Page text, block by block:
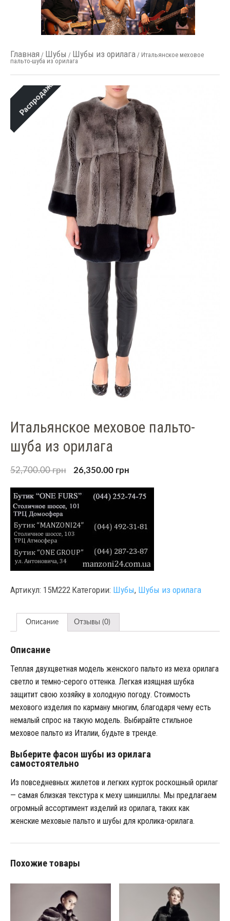
Главная / Шубы / Шубы из орилага/ Итальянское меховое
пальто-шуба из орилага
Распродажа!
Итальянское меховое пальто-
шуба из орилага
52,700.00грн 26,350.00 грн
Артикул: 15М222 Категории: Шубы, Шубы из орилага
Описание Отзывы (0)
Описание
Теплая двухцветная модель женского пальто из меха орилага
светло и темно-серого оттенка. Легкая изящная шубка
защитит свою хозяйку в холодную погоду. Стоимость
мехового изделия по карману многим, благодаря чему есть
немалый спрос на такую модель. Выбирайте стильное
меховое пальто из Италии, будьте в тренде.
Выберите фасон шубы из орилага
самостоятельно
Из повседневных жилетов и легких курток роскошный орилаг
— самая близкая текстура к меху шиншиллы. Мы предлагаем
огромный ассортимент изделий из орилага, таких как
женские меховые пальто и шубы для кролика-орилага.
Похожие товары